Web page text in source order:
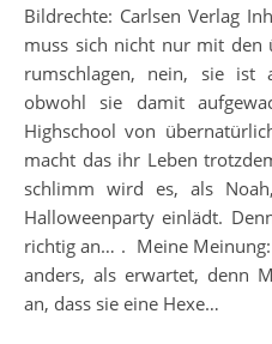
Bildrechte: Carlsen Verlag
muss sich nicht nur mit den
rumschlagen, nein, sie ist
obwohl sie damit
Highschool von
macht das ihr Leben
schlimm wird es, als
Halloweenparty einlädt.
richtig an… . Meine
anders, als erwartet, denn
an, dass sie eine Hexe…